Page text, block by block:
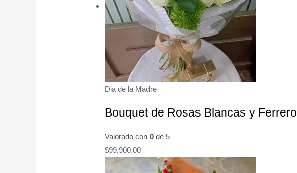
Dia de la Madre
Bouquet de Rosas Blancas y Ferrero
Valorado con 0 de 5
$99,900.00